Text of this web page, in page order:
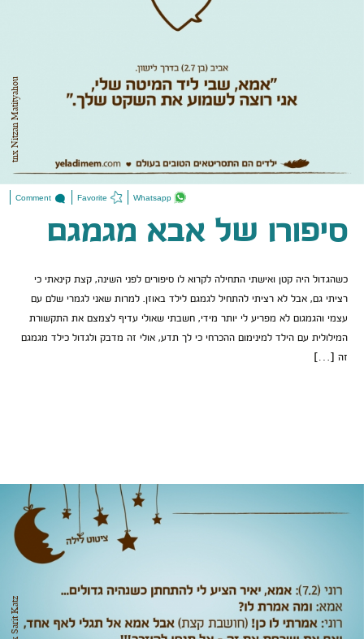
tnx Nitzan Matityahou
סיפורו של אבא מגמגם
כשהגדול היה קטן ואישתי התחילה לקרוא לו סיפורים לפני השינה, קצת קינאתי כי
רציתי גם, אבל לא רציתי להתחיל לגמגם לילד באוזן. למרות שאני לגמרי שלם עם
עצמי והגמגום לא מפריע לי יותר מידי, חשבתי שאולי עדיף לצמצם את התקשורת
המילולית עם הילד למינימום ההכרחי כי לך תדע, אולי זה מדבק ולגדול כילד מגמגם
זה […]
tnx Sarit Katz